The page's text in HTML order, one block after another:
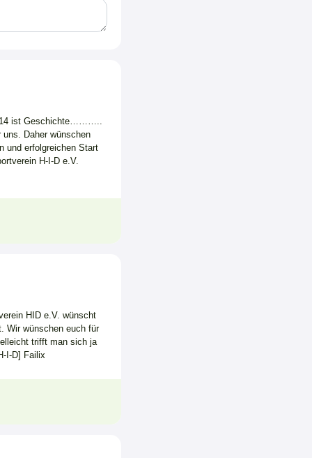
ist Geschichte………..
Daher wünschen
und erfolgreichen Start
H-I-D e.V.
HID e.V. wünscht
Wir wünschen euch für
trifft man sich ja
I-D] Failix